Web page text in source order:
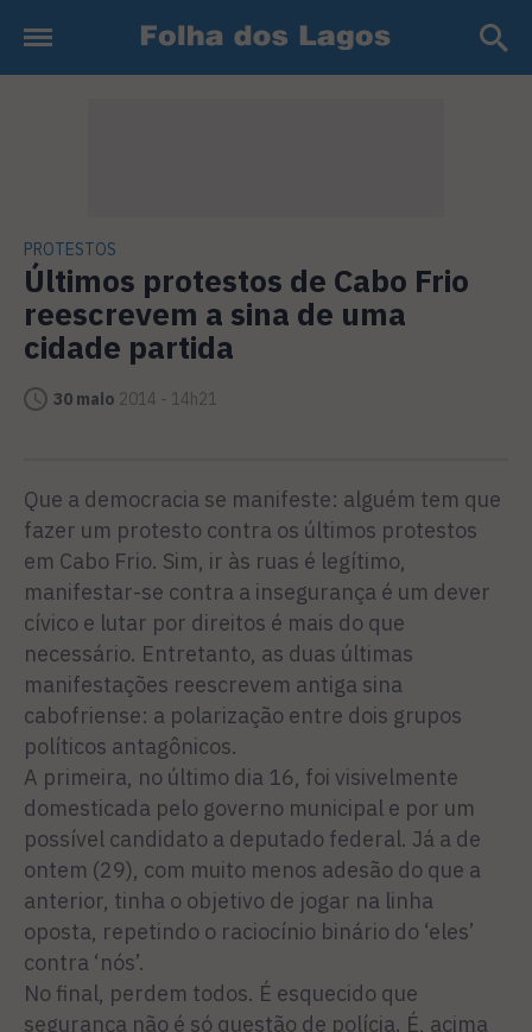
PROTESTOS
Últimos protestos de Cabo Frio
reescrevem a sina de uma
cidade partida
30 maio 2014 - 14h21
Que a democracia se manifeste: alguém tem que
fazer um protesto contra os últimos protestos
em Cabo Frio. Sim, ir às ruas é legítimo,
manifestar-se contra a insegurança é um dever
cívico e lutar por direitos é mais do que
necessário. Entretanto, as duas últimas
manifestações reescrevem antiga sina
cabofriense: a polarização entre dois grupos
políticos antagônicos.
A primeira, no último dia 16, foi visivelmente
domesticada pelo governo municipal e por um
possível candidato a deputado federal. Já a de
ontem (29), com muito menos adesão do que a
anterior, tinha o objetivo de jogar na linha
oposta, repetindo o raciocínio binário do ‘eles’
contra ‘nós’.
No final, perdem todos. É esquecido que
segurança não é só questão de polícia. É, acima